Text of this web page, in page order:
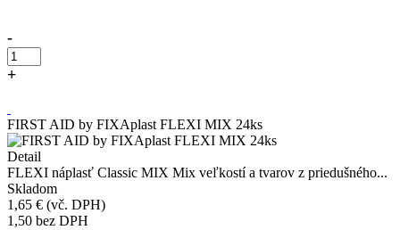
-
+
FIRST AID by FIXAplast FLEXI MIX 24ks
Detail
FLEXI náplasť Classic MIX Mix veľkostí a tvarov z priedušného...
Skladom
1,65 € (vč. DPH)
1,50 bez DPH